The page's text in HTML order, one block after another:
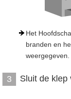
Het
branden en
weergegeven.
3 Sluit de klep